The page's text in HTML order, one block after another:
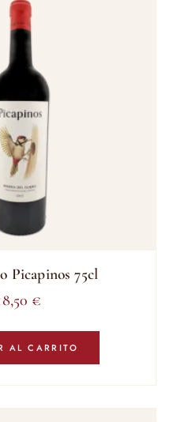
Picapinos 75cl
€
AL CARRITO